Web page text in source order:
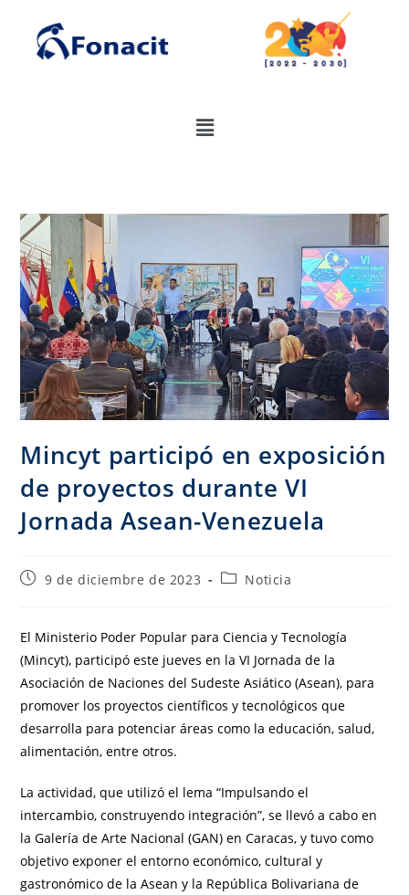
Mincyt participó en exposición
de proyectos durante VI
Jornada Asean-Venezuela
9 de diciembre de 2023 Noticia
El Ministerio Poder Popular para Ciencia y Tecnología
(Mincyt), participó este jueves en la VI Jornada de la
Asociación de Naciones del Sudeste Asiático (Asean), para
promover los proyectos científicos y tecnológicos que
desarrolla para potenciar áreas como la educación, salud,
alimentación, entre otros.
La actividad, que utilizó el lema “Impulsando el
intercambio, construyendo integración”, se llevó a cabo en
la Galería de Arte Nacional (GAN) en Caracas, y tuvo como
objetivo exponer el entorno económico, cultural y
gastronómico de la Asean y la República Bolivariana de